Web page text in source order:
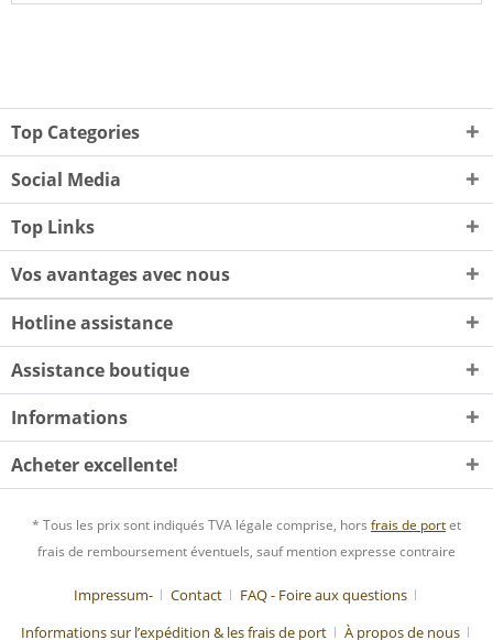
Top Categories
Social Media
Top Links
Vos avantages avec nous
Hotline assistance
Assistance boutique
Informations
Acheter excellente!
* Tous les prix sont indiqués TVA légale comprise, hors frais de portet
frais de remboursement éventuels, sauf mention expresse contraire
Impressum- Contact
FAQ - Foire aux questions
Informations sur l’expédition & les frais de port
À propos de nous